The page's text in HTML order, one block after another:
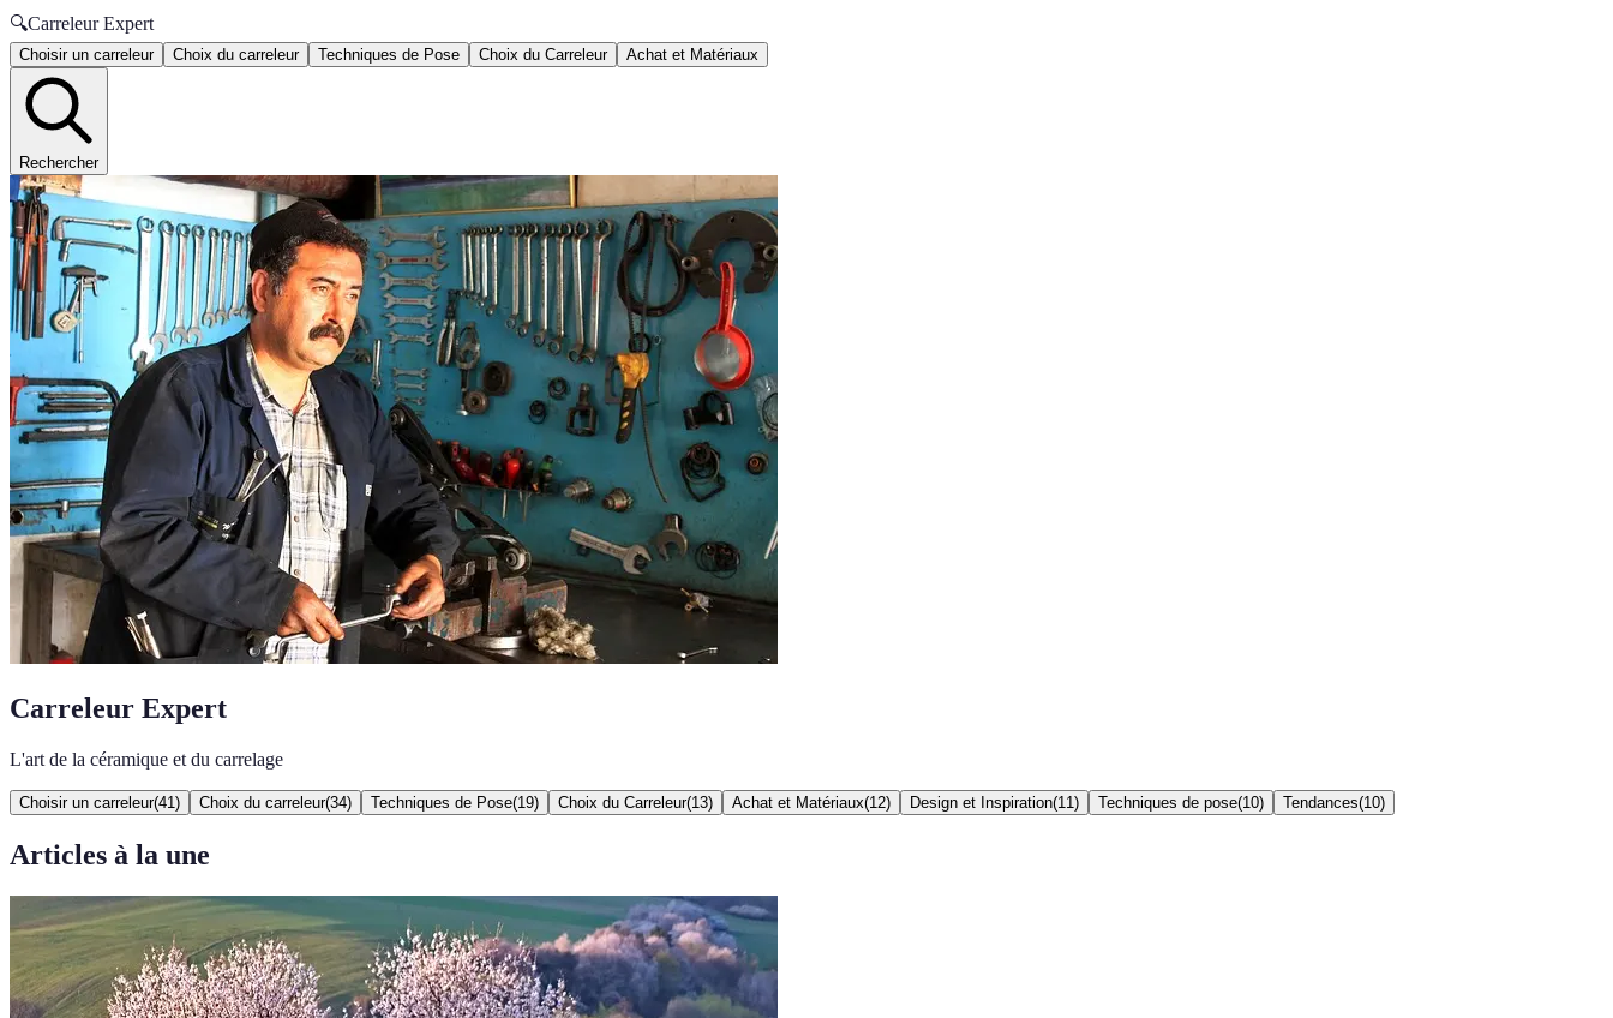
🔍Carreleur Expert
Choisir un carreleur Choix du carreleur Techniques de Pose Choix du Carreleur Achat et Matériaux
Rechercher
Carreleur Expert
L'art de la céramique et du carrelage
Choisir un carreleur(41 ) Choix du carreleur(34) Techniques de Pose(19) Choix du Carreleur(13) Achat et Matériaux(12) Design et Inspiration(11 ) Techniques de pose(10) Tendances(10)
Articles à la une